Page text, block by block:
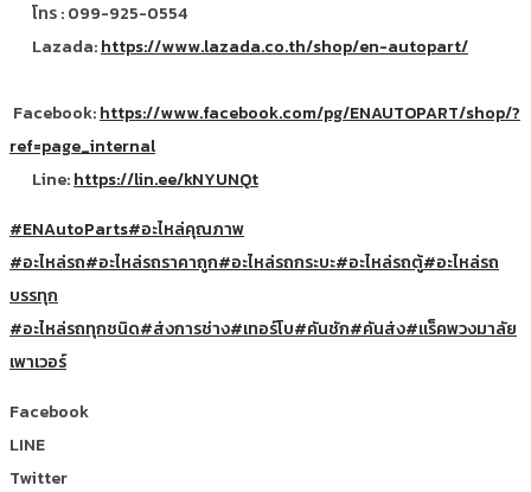
โทร : 099-925-0554
Lazada:https://www.lazada.co.th/shop/en-autopart/
Facebook:https://www.facebook.com/pg/ENAUTOPART/shop/?
ref=page_internal
Line:https://lin.ee/kNYUNQt
#ENAutoParts#อะไหล่คุณภาพ
#อะไหล่รถ#อะไหล่รถราคาถูก#อะไหล่รถกระบะ#อะไหล่รถตู้#อะไหล่รถ
บรรทุก
#อะไหล่รถทุกชนิด#ส่งการช่าง#เทอร์โบ#คันชัก#คันส่ง#แร็คพวงมาลัย
เพาเวอร์
Facebook
LINE
Twitter